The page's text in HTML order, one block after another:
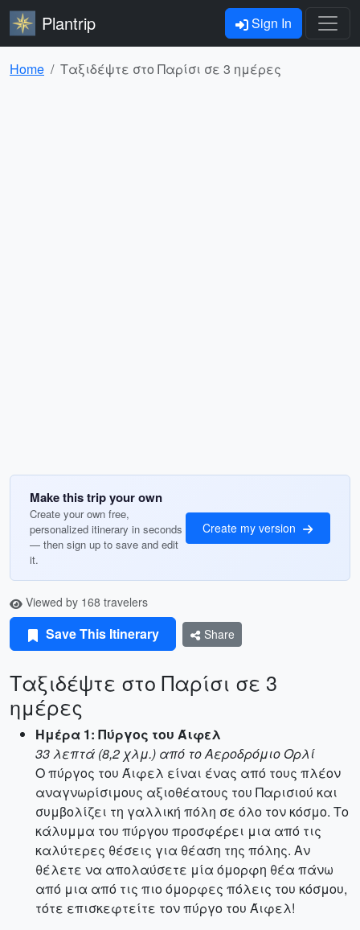
Plantrip Sign In
Home Ταξιδέψτε στο Παρίσι σε 3 ημέρες
Make this trip your own
Create your own free,
personalized itinerary in seconds
— then sign up to save and edit
it.
Create my version
Viewed by 168 travelers
Save This Itinerary Share
Ταξιδέψτε στο Παρίσι σε 3
ημέρες
Ημέρα 1: Πύργος του Άιφελ
33 λεπτά (8,2 χλμ.) από το Αεροδρόμιο Ορλί
Ο πύργος του Άιφελ είναι ένας από τους πλέον
αναγνωρίσιμους αξιοθέατους του Παρισιού και
συμβολίζει τη γαλλική πόλη σε όλο τον κόσμο. Το
κάλυμμα του πύργου προσφέρει μια από τις
καλύτερες θέσεις για θέαση της πόλης. Αν
θέλετε να απολαύσετε μία όμορφη θέα πάνω
από μια από τις πιο όμορφες πόλεις του κόσμου,
τότε επισκεφτείτε τον πύργο του Άιφελ!